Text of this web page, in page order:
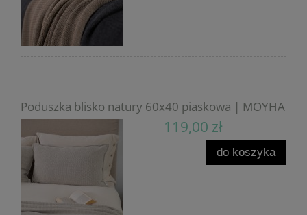
Poduszka blisko natury 60x40 piaskowa | MOYHA
119,00 zł
do koszyka